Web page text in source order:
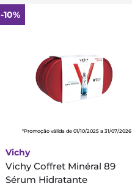
-10%
*Promoção válida de 01/10/2025 a 31/07/2026
Vichy
Vichy Coffret Minéral 89
Sérum Hidratante